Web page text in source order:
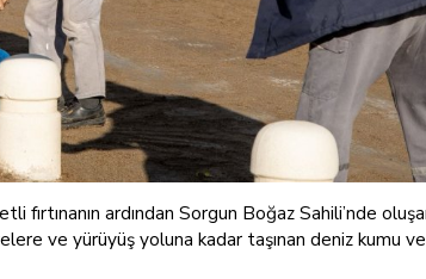
ardından Sorgun Boğaz Sahili’nde
ve yürüyüş yoluna kadar taşınan deniz kumu